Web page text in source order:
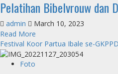
Kuria
&
Bendahara
se-
GKPPD
Pelatihan Bibelvrouw dan
admin
March 10, 2023
Read More
more
about
Festival Koor Partua Ibale se-
Foto